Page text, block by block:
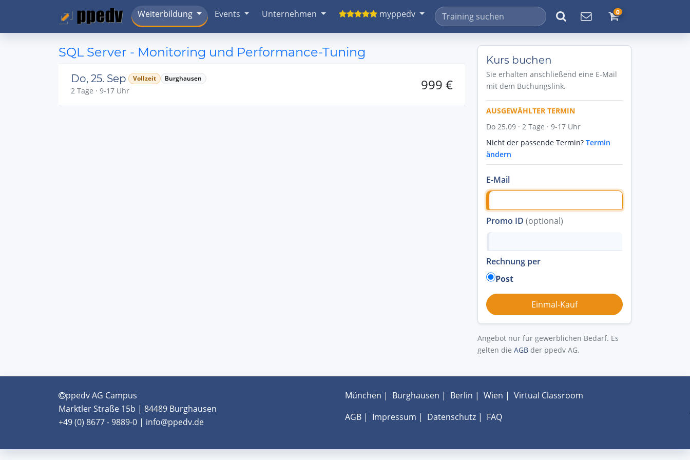
Weiterbildung Events Unternehmen myppedv 0
SQL Server - Monitoring und Performance-Tuning
Do, 25. Sep Vollzeit Burghausen
2 Tage · 9-17 Uhr 999 €
Kurs buchen
Sie erhalten anschließend eine E-Mail
mit dem Buchungslink.
AUSGEWÄHLTER TERMIN
Do 25.09 · 2 Tage · 9-17 Uhr
Nicht der passende Termin? Termin
ändern
E-Mail
Promo ID (optional)
Rechnung per
Post
Angebot nur für gewerblichen Bedarf. Es
gelten die AGB der ppedv AG.
ppedv AG Campus
Marktler Straße 15b | 84489 Burghausen
+49 (0) 8677 - 9889-0 | info@ppedv.de
München | Burghausen | Berlin | Wien | Virtual Classroom
AGB| Impressum | Datenschutz| FAQ